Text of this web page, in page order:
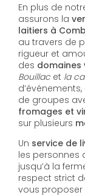
En plus de
assurons la
laitiers à
au travers de
rigueur et
des domaines
Bouillac et la
de groupes
fromages et
sur plusieurs
Un service de
les personnes
jusqu’à la
respect strict
vous proposer